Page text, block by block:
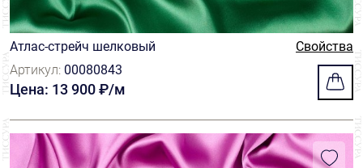
Атлас-стрейч шелковый
Свойства
Артикул: 00080843
Цена: 13 900 ₽/м